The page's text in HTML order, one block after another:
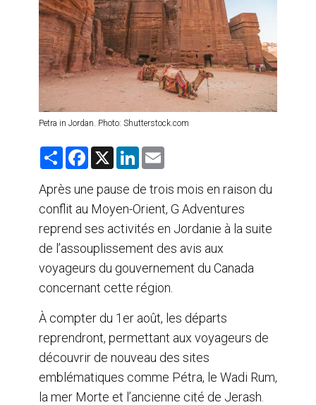
AGENTS DE VOYAGE
FORMATION & RESSOURCES
Petra in Jordan. Photo: Shutterstock.com
S
r
e
F
e
b
o
k
X
L
k
e
d
n
i
l
Après une pause de trois mois en raison du
conflit au Moyen-Orient, G Adventures
reprend ses activités en Jordanie à la suite
de l’assouplissement des avis aux
voyageurs du gouvernement du Canada
concernant cette région.
À compter du 1er août, les départs
reprendront, permettant aux voyageurs de
découvrir de nouveau des sites
emblématiques comme Pétra, le Wadi Rum,
la mer Morte et l’ancienne cité de Jerash.